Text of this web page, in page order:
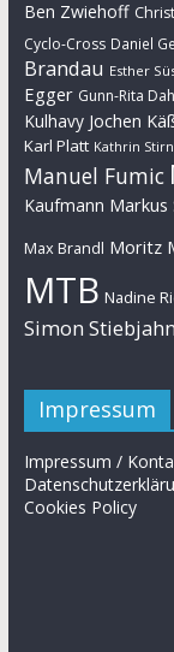
Ben Zwiehoff
Cyclo-Cross Daniel
Brandau Esther
Egger Gunn-Rita
Kulhavy Jochen
Karl Platt Kathrin
Manuel Fumic
Kaufmann Markus
Max Brandl Moritz
MTB Nadine
Simon Stiebjahn
Impressum
Impressum /
Cookies Policy